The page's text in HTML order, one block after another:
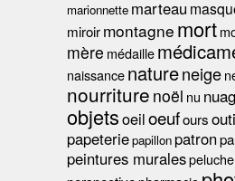
marionnette marteau
miroirmontagne mort
mère médaille
naissancenatureneige
nourriture noël nu
objetsoeiloeufours
papeteriepapillon patron
peintures muralespeluche